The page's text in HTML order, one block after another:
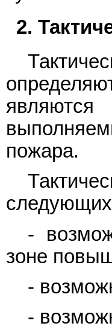
2.
пожара.
следующих
-
зоне
-
-